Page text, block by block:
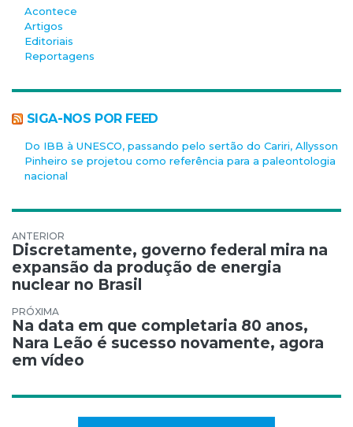
Acontece
Artigos
Editoriais
Reportagens
SIGA-NOS POR FEED
Do IBB à UNESCO, passando pelo sertão do Cariri, Allysson
Pinheiro se projetou como referência para a paleontologia
nacional
Navegação de Post
Discretamente, governo federal mira na
expansão da produção de energia
nuclear no Brasil
Na data em que completaria 80 anos,
Nara Leão é sucesso novamente, agora
em vídeo